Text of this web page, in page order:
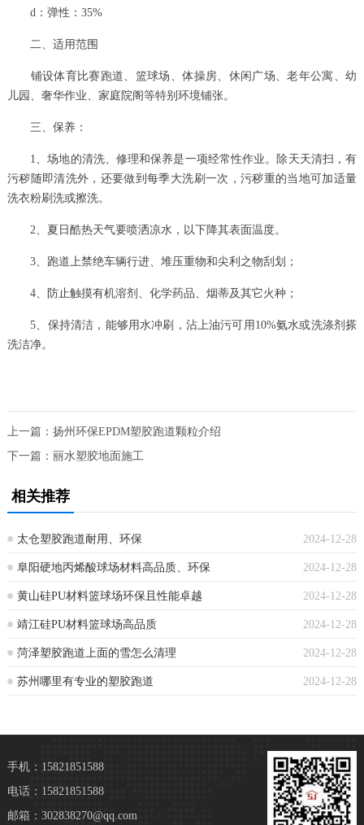
d：弹性：35%
二、适用范围
铺设体育比赛跑道、篮球场、体操房、休闲广场、老年公寓、幼
儿园、奢华作业、家庭院阁等特别环境铺张。
三、保养：
1、场地的清洗、修理和保养是一项经常性作业。除天天清扫，有
污秽随即清洗外，还要做到每季大洗刷一次，污秽重的当地可加适量
洗衣粉刷洗或擦洗。
2、夏日酷热天气要喷洒凉水，以下降其表面温度。
3、跑道上禁绝车辆行进、堆压重物和尖利之物刮划；
4、防止触摸有机溶剂、化学药品、烟蒂及其它火种；
5、保持清洁，能够用水冲刷，沾上油污可用10%氨水或洗涤剂搽
洗洁净。
上一篇： 扬州环保EPDM塑胶跑道颗粒介绍
下一篇： 丽水塑胶地面施工
相关推荐
2024-12-28
太仓塑胶跑道耐用、环保
2024-12-28
阜阳硬地丙烯酸球场材料高品质、环保
2024-12-28
黄山硅PU材料篮球场环保且性能卓越
2024-12-28
靖江硅PU材料篮球场高品质
2024-12-28
菏泽塑胶跑道上面的雪怎么清理
2024-12-28
苏州哪里有专业的塑胶跑道
手机：15821851588
电话：15821851588
邮箱：302838270@qq.com